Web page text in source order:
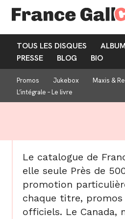
TOUS LES DISQUES
PRESSE
BLOG BIO
Promos Jukebox Maxis &
L’intégrale – Le livre
Le catalogue de
elle seule Près de
promotion
chaque titre,
officiels. Le Canada,